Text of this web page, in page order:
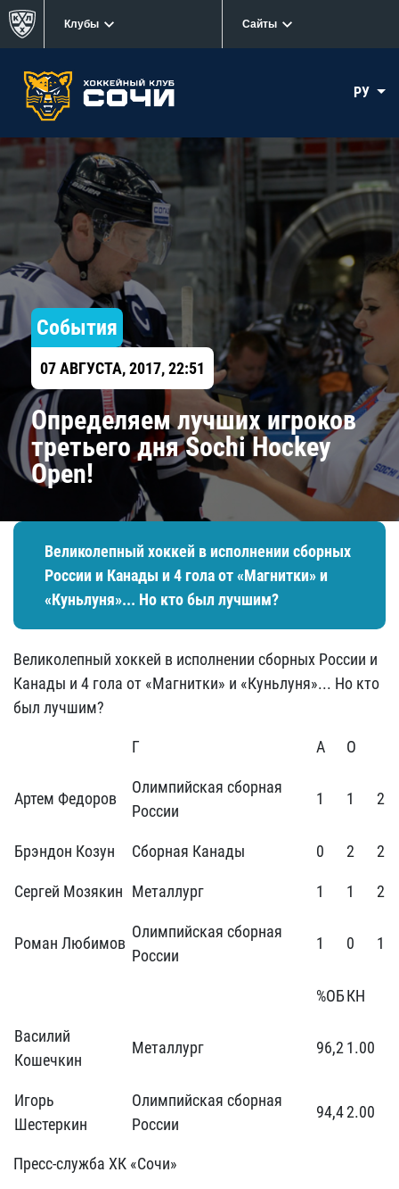
Клубы Сайты
РУ
События
07 АВГУСТА, 2017, 22:51
Определяем лучших игроков
третьего дня Sochi Hockey
Open!
Великолепный хоккей в исполнении сборных
России и Канады и 4 гола от «Магнитки» и
«Куньлуня»... Но кто был лучшим?
Великолепный хоккей в исполнении сборных России и
Канады и 4 гола от «Магнитки» и «Куньлуня»... Но кто
был лучшим?
Г А О
Артем Федоров
Олимпийская сборная
России
1 1 2
Брэндон Козун Сборная Канады 0 2 2
Сергей Мозякин Металлург 1 1 2
Роман Любимов
Олимпийская сборная
России
1 0 1
%ОБКН
Василий
Кошечкин
Металлург 96,2 1.00
Игорь
Шестеркин
Олимпийская сборная
России
94,42.00
Пресс-служба ХК «Сочи»